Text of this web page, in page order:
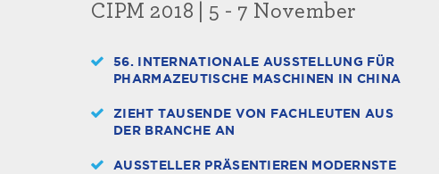
CIPM 2018 | 5 - 7 November
56. INTERNATIONALE AUSSTELLUNG FÜR
PHARMAZEUTISCHE MASCHINEN IN CHINA
ZIEHT TAUSENDE VON FACHLEUTEN AUS
DER BRANCHE AN
AUSSTELLER PRÄSENTIEREN MODERNSTE